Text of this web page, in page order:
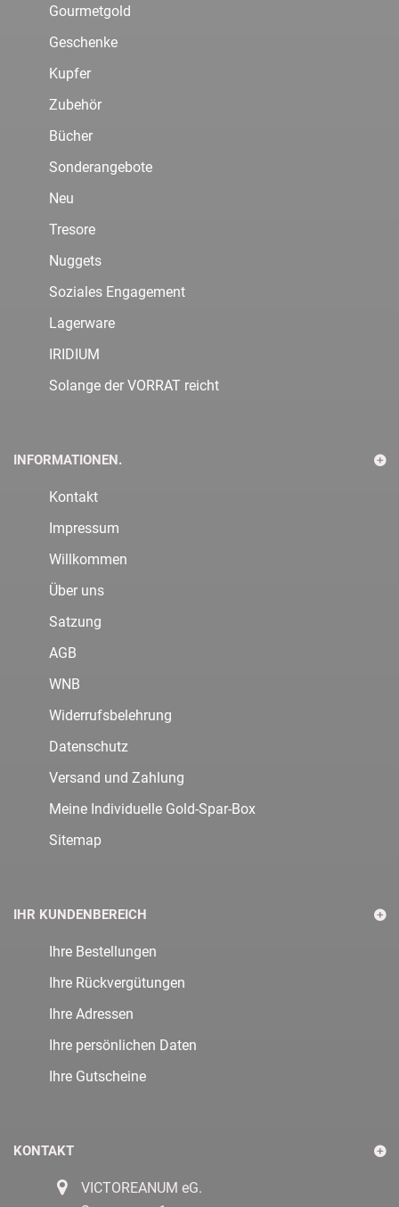
Gourmetgold
Geschenke
Kupfer
Zubehör
Bücher
Sonderangebote
Neu
Tresore
Nuggets
Soziales Engagement
Lagerware
IRIDIUM
Solange der VORRAT reicht
INFORMATIONEN.
Kontakt
Impressum
Willkommen
Über uns
Satzung
AGB
WNB
Widerrufsbelehrung
Datenschutz
Versand und Zahlung
Meine Individuelle Gold-Spar-Box
Sitemap
IHR KUNDENBEREICH
Ihre Bestellungen
Ihre Rückvergütungen
Ihre Adressen
Ihre persönlichen Daten
Ihre Gutscheine
KONTAKT
VICTOREANUM eG.